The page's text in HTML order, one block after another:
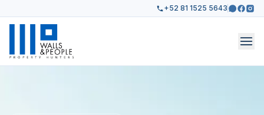
+52 81 1525 5643